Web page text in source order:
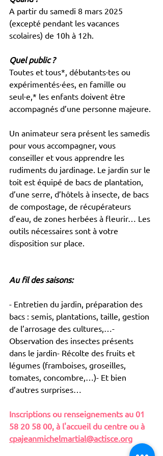
A partir du samedi 8 mars 2025
(excepté pendant les vacances
scolaires) de 10h à 12h.
Quel public ?
Toutes et tous*, débutants·tes ou
expérimentés·ées, en famille ou
seul·e,* les enfants doivent être
accompagnés d’une personne majeure.
Un animateur sera présent les samedis
pour vous accompagner, vous
conseiller et vous apprendre les
rudiments du jardinage. Le jardin sur le
toit est équipé de bacs de plantation,
d’une serre, d’hôtels à insecte, de bacs
de compostage, de récupérateurs
d’eau, de zones herbées à fleurir… Les
outils nécessaires sont à votre
disposition sur place.
Au fil des saisons:
- Entretien du jardin, préparation des
bacs : semis, plantations, taille, gestion
de l’arrosage des cultures,…-
Observation des insectes présents
dans le jardin- Récolte des fruits et
légumes (framboises, groseilles,
tomates, concombre,…)- Et bien
d’autres surprises…
Inscriptions ou renseignements au 01
58 20 58 00, à l'accueil du centre ou à
cpajeanmichelmartial@actisce.org